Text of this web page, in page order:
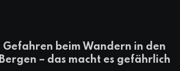
Gefahren beim Wandern in den
Bergen – das macht es gefährlich